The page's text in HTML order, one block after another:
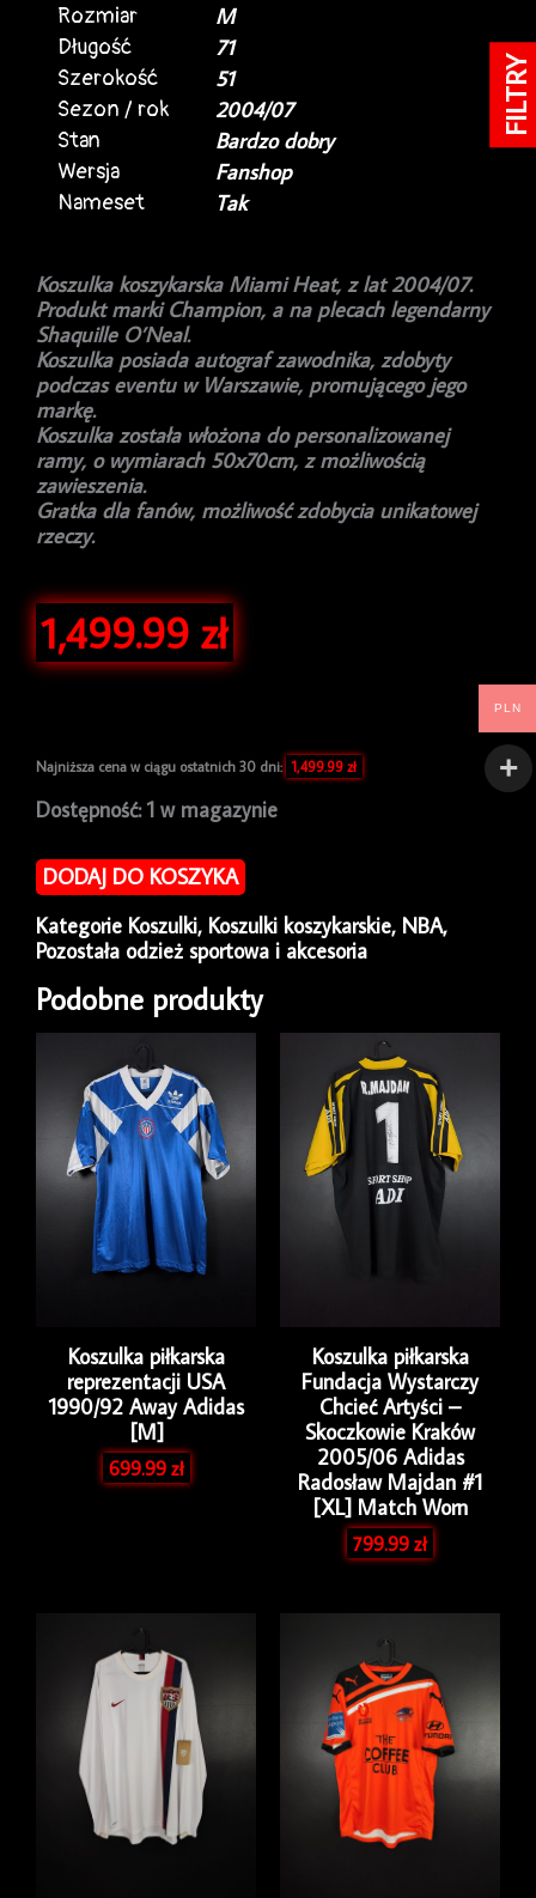
Rozmiar
M
Długość
71
Szerokość
51
Sezon / rok
2004/07
Stan
Bardzo dobry
Wersja
Fanshop
Nameset
Tak
Koszulka koszykarska Miami Heat, z lat 2004/07.
Produkt marki Champion, a na plecach legendarny
Shaquille O’Neal.
Koszulka posiada autograf zawodnika, zdobyty
podczas eventu w Warszawie, promującego jego
markę.
Koszulka została włożona do personalizowanej
ramy, o wymiarach 50x70cm, z możliwością
zawieszenia.
Gratka dla fanów, możliwość zdobycia unikatowej
rzeczy.
1,499.99 zł
Najniższa cena w ciągu ostatnich 30 dni: 1,499.99 zł
Dostępność: 1 w magazynie
ilość
w
ramie
Heat
2004/07
Champion
Shaquille
O'Neal
Autograf
DODAJ DO KOSZYKA
Kategorie Koszulki, Koszulki koszykarskie, NBA,
Pozostała odzież sportowa i akcesoria
Podobne produkty
Koszulka piłkarska
reprezentacji USA
1990/92 Away Adidas
[M]
699.99zł
Koszulka piłkarska
Fundacja Wystarczy
Chcieć Artyści –
Skoczkowie Kraków
2005/06 Adidas
Radosław Majdan #1
[XL] Match Worn
799.99zł
PLN
FILTRY